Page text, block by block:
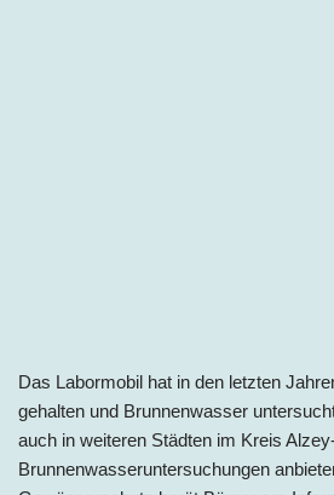
Das Labormobil hat in den letzten
gehalten und Brunnenwasser
auch in weiteren Städten im Kreis
Brunnenwasseruntersuchungen